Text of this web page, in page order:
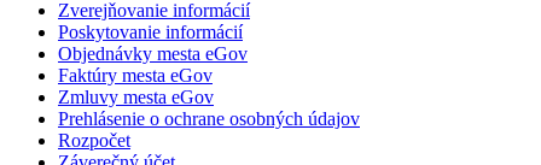
Zverejňovanie informácií
Poskytovanie informácií
Objednávky mesta eGov
Faktúry mesta eGov
Zmluvy mesta eGov
Prehlásenie o ochrane osobných údajov
Rozpočet